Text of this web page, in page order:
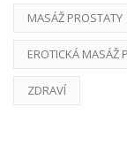
MASÁŽ PROSTATY
EROTICKÁ MASÁŽ
ZDRAVÍ